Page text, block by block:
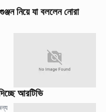
নিয়ে যা বললেন নোরা
আরটিভি